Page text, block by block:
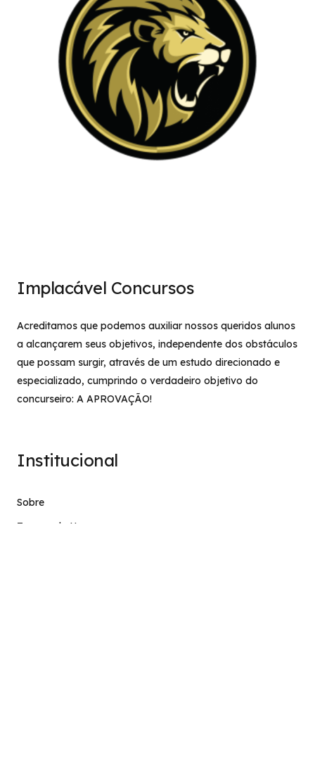
Implacável Concursos
Acreditamos que podemos auxiliar nossos queridos alunos
a alcançarem seus objetivos, independente dos obstáculos
que possam surgir, através de um estudo direcionado e
especializado, cumprindo o verdadeiro objetivo do
concurseiro: A APROVAÇÃO!
Institucional
Sobre
Termos de Uso